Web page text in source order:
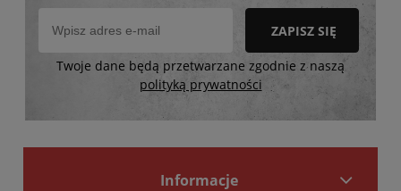
ZAPISZ SIĘ
Twoje dane będą przetwarzane zgodnie z naszą
polityką prywatności
Informacje